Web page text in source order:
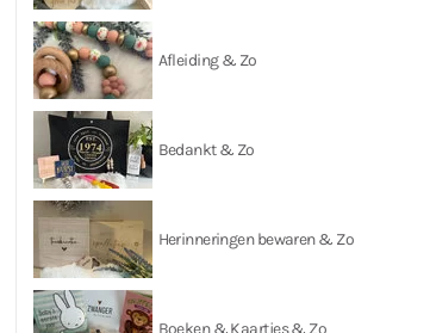
Afleiding & Zo
Bedankt & Zo
Herinneringen bewaren & Zo
Boeken & Kaartjes & Zo